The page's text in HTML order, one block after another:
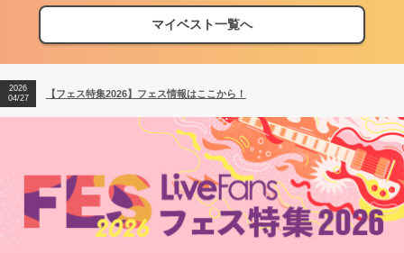
マイベスト一覧へ
【フェス特集2026】フェス情報はここから！
04/27
2026
07/28